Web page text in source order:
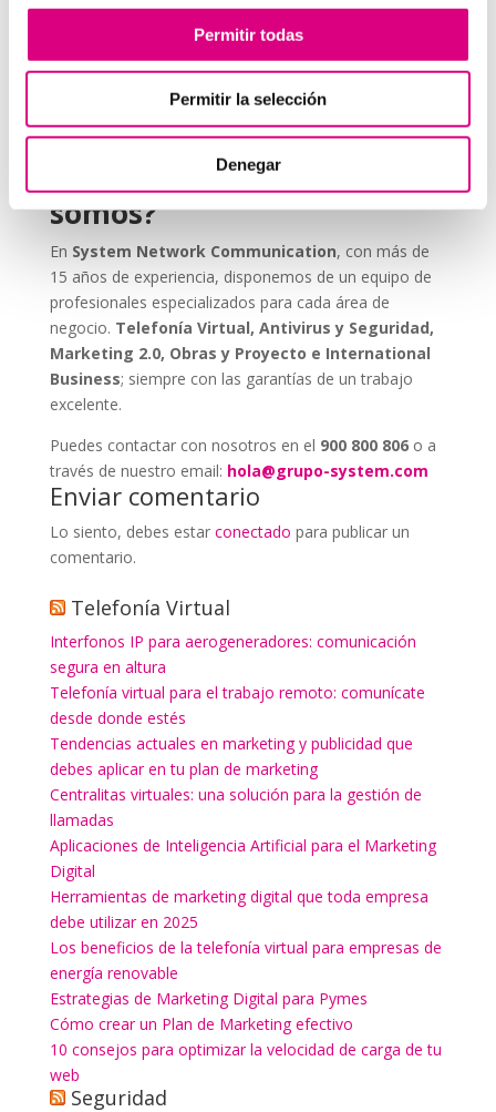
Permitir todas
Permitir la selección
Denegar
ESET NOD 32 ofrece versiones adaptadas para
entornos empresariales, con consolas de
administración remota y escaneos programados. De
este modo, puedes garantizar que todos los
libres de amenazas.
Grupo-System, ¿Quiénes
somos?
En System Network Communication, con más de
15 años de experiencia, disponemos de un equipo de
profesionales especializados para cada área de
negocio. Telefonía Virtual, Antivirus y Seguridad,
Marketing 2.0, Obras y Proyecto e International
Business; siempre con las garantías de un trabajo
excelente.
Puedes contactar con nosotros en el 900 800 806o a
través de nuestro email: hola@grupo-system.com
Enviar comentario
Lo siento, debes estar conectado para publicar un
comentario.
Telefonía Virtual
Interfonos IP para aerogeneradores: comunicación
segura en altura
Telefonía virtual para el trabajo remoto: comunícate
desde donde estés
Tendencias actuales en marketing y publicidad que
debes aplicar en tu plan de marketing
Centralitas virtuales: una solución para la gestión de
llamadas
Aplicaciones de Inteligencia Artificial para el Marketing
Digital
Herramientas de marketing digital que toda empresa
debe utilizar en 2025
Los beneficios de la telefonía virtual para empresas de
energía renovable
Estrategias de Marketing Digital para Pymes
Cómo crear un Plan de Marketing efectivo
10 consejos para optimizar la velocidad de carga de tu
web
Seguridad